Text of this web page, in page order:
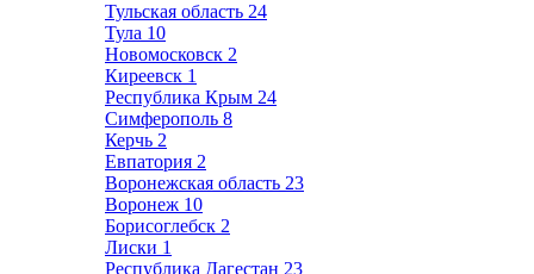
Тульская область 24
Тула 10
Новомосковск 2
Киреевск 1
Республика Крым 24
Симферополь 8
Керчь 2
Евпатория 2
Воронежская область 23
Воронеж 10
Борисоглебск 2
Лиски 1
Республика Дагестан 23